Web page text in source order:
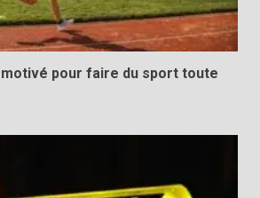
pour faire du sport toute